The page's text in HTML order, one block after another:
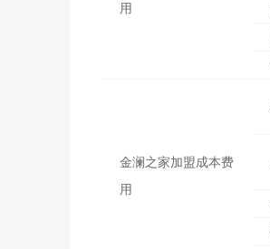
用
金澜之家加盟成本费
用